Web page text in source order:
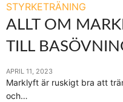
STYRKETRÄNING
ALLT OM
TILL
APRIL 11, 2023
Marklyft är ruskigt bra att
och…